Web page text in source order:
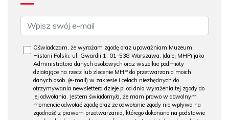
Oświadczam, że wyrażam zgodę oraz upoważniam Muzeum
Historii Polski, ul. Gwardii 1, 01-538 Warszawa, (dalej MHP) jako
Administratora danych osobowych oraz wszelkie podmioty
działające na rzecz lub zlecenie MHP do przetwarzania moich
danych osob. (e-mail) w zakresie i celach niezbędnych do
otrzymywania newslettera dzieje.pl od dnia wyrażenia tej zgody do
jej odwołania. Jestem świadomy/a, że mam prawo w dowolnym
momencie odwołać zgodę oraz że odwołanie zgody nie wpływa na
zgodność z prawem przetwarzania, którego dokonano na podstawie